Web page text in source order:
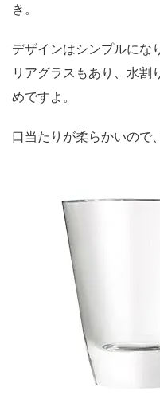
き。
デザインはシンプルにな
リアグラスもあり、水割
めですよ。
口当たりが柔らかいので